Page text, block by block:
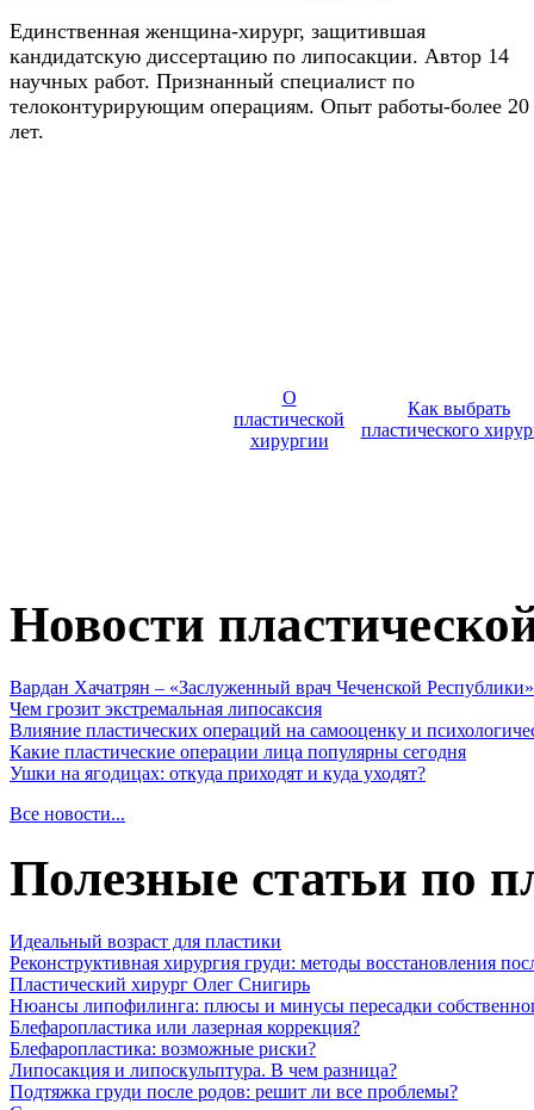
Единственная женщина-хирург, защитившая
кандидатскую диссертацию по липосакции. Автор 14
научных работ. Признанный специалист по
телоконтурирующим операциям. Опыт работы-более 20
лет.
О
пластической
хирургии
Как выбрать
пластического
Новости
Вардан Хачатрян – «Заслуженный врач Чеченской Республики»
Чем грозит экстремальная липосаксия
Влияние пластических операций на самооценку и
Какие пластические операции лица популярны сегодня
Ушки на ягодицах: откуда приходят и куда уходят?
Все новости...
Полезные статьи по
Идеальный возраст для пластики
Реконструктивная хирургия груди: методы восстановления
Пластический хирург Олег Снигирь
Нюансы липофилинга: плюсы и минусы пересадки
Блефаропластика или лазерная коррекция?
Блефаропластика: возможные риски?
Липосакция и липоскульптура. В чем разница?
Подтяжка груди после родов: решит ли все проблемы?